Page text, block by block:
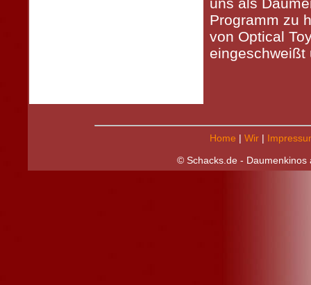
Programm zu
von Optical
eingeschweißt
Home | Wir|
© Schacks.de - Daumenkinos